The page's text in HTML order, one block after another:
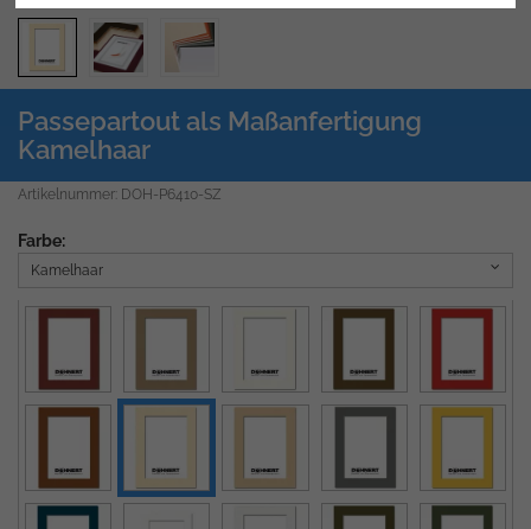
Passepartout als Maßanfertigung
Kamelhaar
Artikelnummer: DOH-P6410-SZ
Farbe:
Kamelhaar